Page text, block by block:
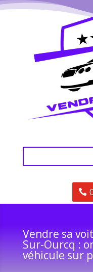
Vendre sa
Sur-Ourcq :
véhicule sur